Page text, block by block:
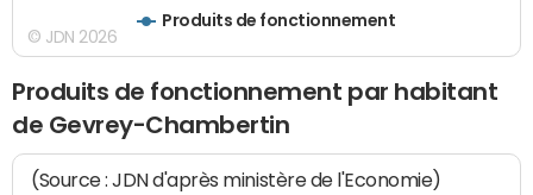
Produits de fonctionnement
© JDN 2026
Produits de fonctionnement par habitant
de Gevrey-Chambertin
(Source : JDN d'après ministère de l'Economie)